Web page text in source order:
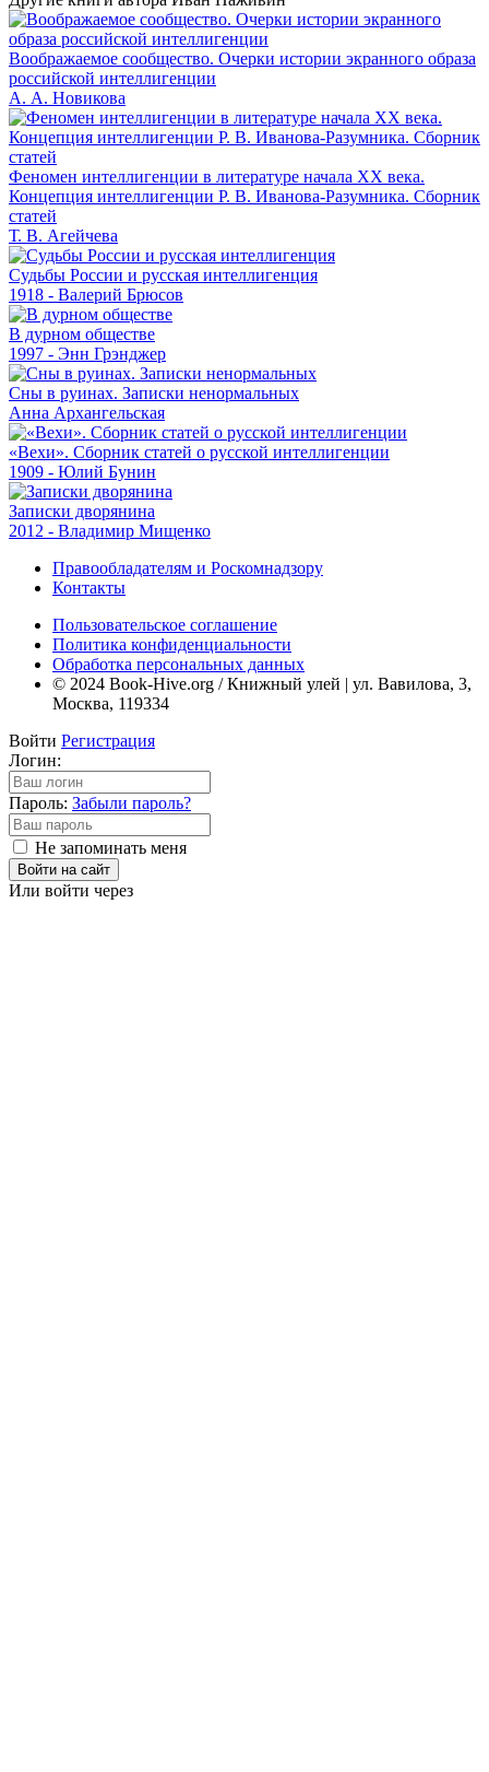
Воображаемое сообщество. Очерки истории экранного образа
российской интеллигенции
А. А. Новикова
Феномен интеллигенции в литературе начала XX века.
Концепция интеллигенции Р. В. Иванова-Разумника. Сборник
статей
Т. В. Агейчева
Судьбы России и русская интеллигенция
1918 - Валерий Брюсов
В дурном обществе
1997 - Энн Грэнджер
Сны в руинах. Записки ненормальных
Анна Архангельская
«Вехи». Сборник статей о русской интеллигенции
1909 - Юлий Бунин
Записки дворянина
2012 - Владимир Мищенко
Правообладателям и Роскомнадзору
Контакты
Пользовательское соглашение
Политика конфиденциальности
Обработка персональных данных
© 2024 Book-Hive.org / Книжный улей | ул. Вавилова, 3,
Москва, 119334
Войти Регистрация
Логин:
Пароль: Забыли пароль?
Не запоминать меня
Войти на сайт
Или войти через